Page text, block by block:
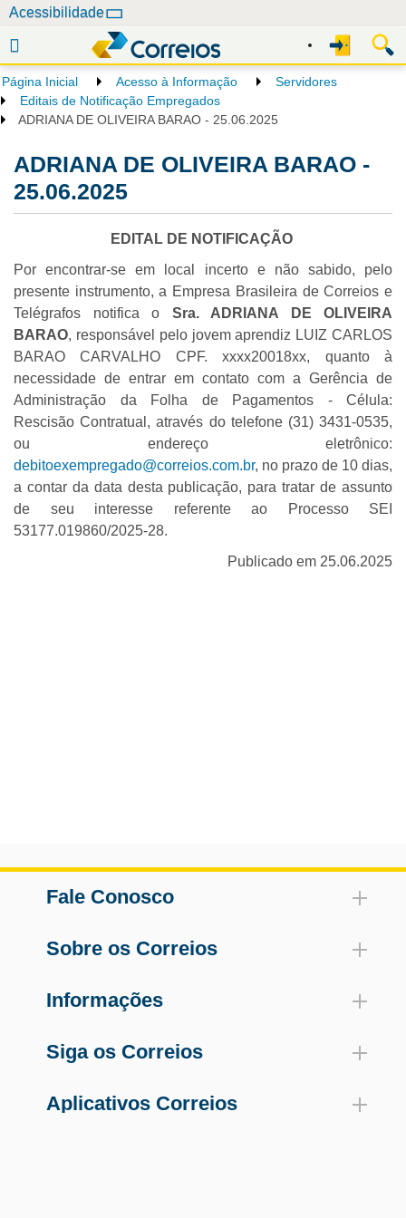
e
g
a
Acessibilidade
Página Inicial Acesso à Informação
Servidores
Editais de Notificação Empregados
ADRIANA DE OLIVEIRA BARAO - 25.06.2025
ADRIANA DE OLIVEIRA BARAO -
25.06.2025
EDITAL DE NOTIFICAÇÃO
Por encontrar-se em local incerto e não sabido, pelo
presente instrumento, a Empresa Brasileira de Correios e
Telégrafos notifica o Sra. ADRIANA DE OLIVEIRA
BARAO, responsável pelo jovem aprendiz LUIZ CARLOS
BARAO CARVALHO CPF. xxxx20018xx, quanto à
necessidade de entrar em contato com a Gerência de
Administração da Folha de Pagamentos - Célula:
Rescisão Contratual, através do telefone (31) 3431-0535,
ou endereço eletrônico:
debitoexempregado@correios.com.br, no prazo de 10 dias,
a contar da data desta publicação, para tratar de assunto
de seu interesse referente ao Processo SEI
53177.019860/2025-28.
Publicado em 25.06.2025
Fale Conosco
Sobre os Correios
Informações
Siga os Correios
Aplicativos Correios